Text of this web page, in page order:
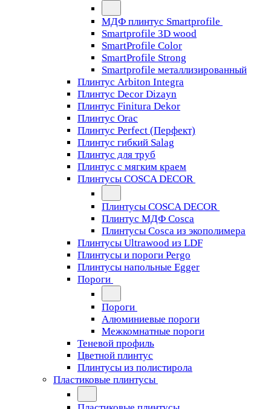
МДФ плинтус Smartprofile
Smartprofile 3D wood
SmartProfile Color
SmartProfile Strong
Smartprofile металлизированный
Плинтус Arbiton Integra
Плинтус Decor Dizayn
Плинтус Finitura Dekor
Плинтус Orac
Плинтус Perfect (Перфект)
Плинтус гибкий Salag
Плинтус для труб
Плинтус с мягким краем
Плинтусы COSCA DECOR
Плинтусы COSCA DECOR
Плинтус МДФ Cosca
Плинтусы Cosca из экополимера
Плинтусы Ultrawood из LDF
Плинтусы и пороги Pergo
Плинтусы напольные Egger
Пороги
Пороги
Алюминиевые пороги
Межкомнатные пороги
Теневой профиль
Цветной плинтус
Плинтусы из полистирола
Пластиковые плинтусы